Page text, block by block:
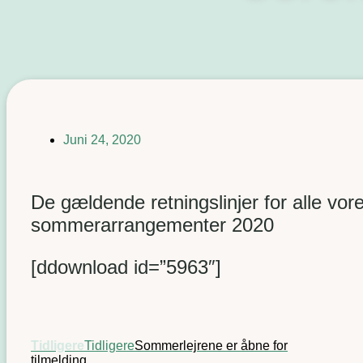
Juni 24, 2020
De gældende retningslinjer for alle
sommerarrangementer 2020
[ddownload id=”5963″]
TidligereTidligereSommerlejrene er åbne for
tilmelding